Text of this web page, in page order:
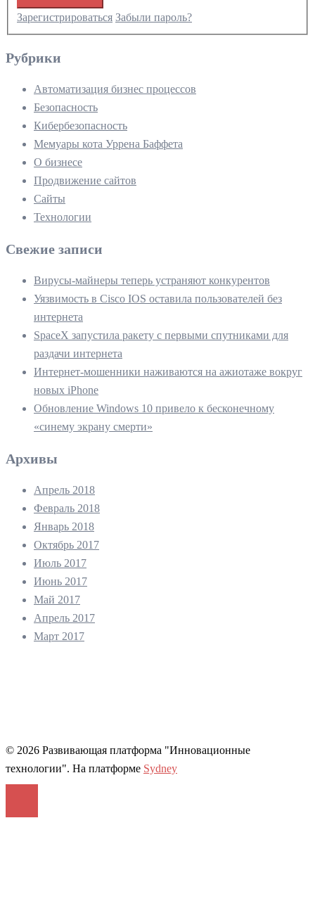
Зарегистрироваться Забыли пароль?
Рубрики
Автоматизация бизнес процессов
Безопасность
Кибербезопасность
Мемуары кота Уррена Баффета
О бизнесе
Продвижение сайтов
Сайты
Технологии
Свежие записи
Вирусы-майнеры теперь устраняют конкурентов
Уязвимость в Cisco IOS оставила пользователей без
интернета
SpaceX запустила ракету с первыми спутниками для
раздачи интернета
Интернет-мошенники наживаются на ажиотаже вокруг
новых iPhone
Обновление Windows 10 привело к бесконечному
«синему экрану смерти»
Архивы
Апрель 2018
Февраль 2018
Январь 2018
Октябрь 2017
Июль 2017
Июнь 2017
Май 2017
Апрель 2017
Март 2017
© 2026 Развивающая платформа "Инновационные
технологии". На платформе Sydney
Войти